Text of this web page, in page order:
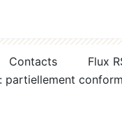
Contacts
Flux
partiellement